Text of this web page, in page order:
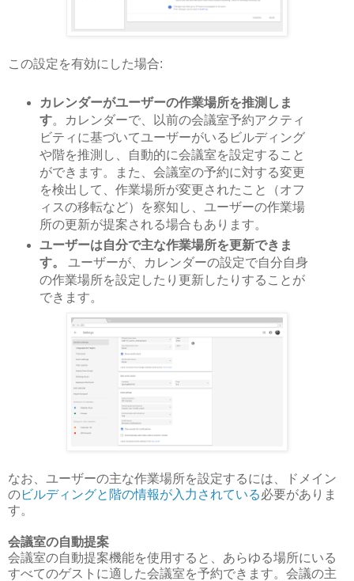
この設定を有効にした場合:
カレンダーがユーザーの作業場所を推測しま
す。カレンダーで、以前の会議室予約アクティ
ビティに基づいてユーザーがいるビルディング
や階を推測し、自動的に会議室を設定すること
ができます。また、会議室の予約に対する変更
を検出して、作業場所が変更されたこと（オフ
ィスの移転など）を察知し、ユーザーの作業場
所の更新が提案される場合もあります。
ユーザーは自分で主な作業場所を更新できま
す。
ユーザーが、カレンダーの設定で自分自身
の作業場所を設定したり更新したりすることが
できます。
なお、ユーザーの主な作業場所を設定するには、ドメイン
のビルディングと階の情報が入力されている必要がありま
す。
会議室の自動提案
会議室の自動提案機能を使用すると、あらゆる場所にいる
すべてのゲストに適した会議室を予約できます。会議の主